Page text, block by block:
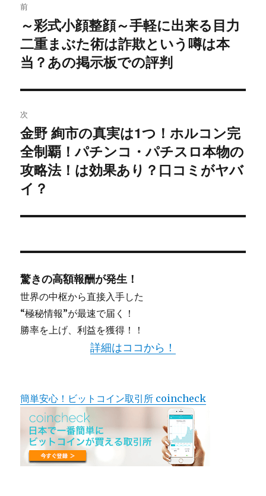
稿
ナ
ビ
ゲ
ー
シ
ョ
ン
前
過
去
の
稿:
～彩式小顔整顔～手軽に出来る目力
二重まぶた術は詐欺という噂は本
当？あの掲示板での評判
次
次
の
投
稿:
金野 絢市の真実は1つ！ホルコン完
全制覇！パチンコ・パチスロ本物の
攻略法！は効果あり？口コミがヤバ
イ？
驚きの高額報酬が発生！
世界の中枢から直接入手した
“極秘情報”が最速で届く！
勝率を上げ、利益を獲得！！
詳細はココから！
簡単安心！ビットコイン取引所 coincheck